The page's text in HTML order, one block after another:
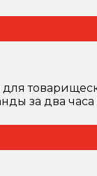
за два